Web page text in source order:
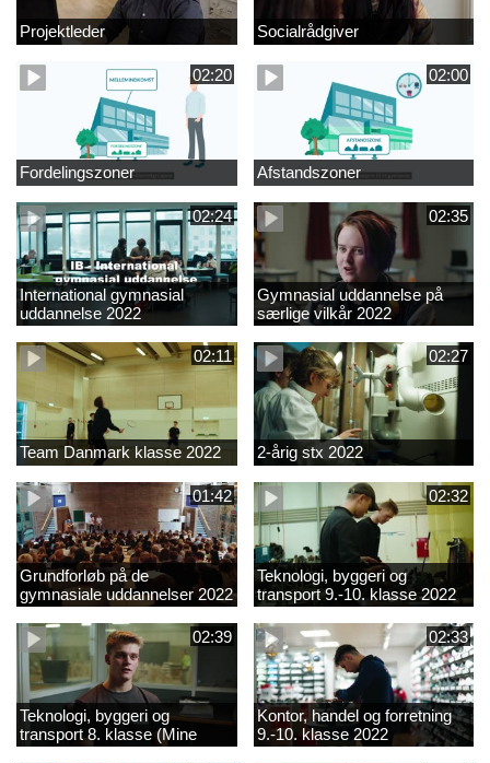
Projektleder Socialrådgiver
02:20
Fordelingszoner
02:00
Afstandszoner
02:24
International gymnasial
uddannelse 2022
02:35
Gymnasial uddannelse på
særlige vilkår 2022
02:11
Team Danmark klasse 2022
02:27
2-årig stx 2022
01:42
Grundforløb på de
gymnasiale uddannelser 2022
02:32
Teknologi, byggeri og
transport 9.-10. klasse 2022
02:39
Teknologi, byggeri og
transport 8. klasse (Mine
introkurser) 2022
02:33
Kontor, handel og forretning
9.-10. klasse 2022